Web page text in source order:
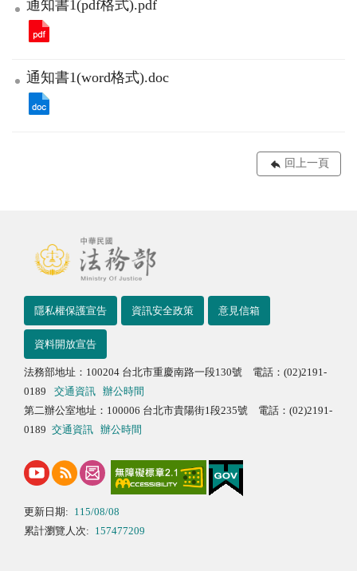
通知書1(pdf格式).pdf
通知書1(word格式).doc
回上一頁
隱私權保護宣告 資訊安全政策 意見信箱
資料開放宣告
法務部地址：100204 台北市重慶南路一段130號 電話：(02)2191-
0189
交通資訊
辦公時間
第二辦公室地址：100006 台北市貴陽街1段235號 電話：(02)2191-
0189 交通資訊 辦公時間
更新日期: 115/08/08
累計瀏覽人次: 157477209